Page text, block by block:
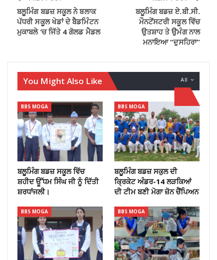
ਬਲੂਮਿੰਗ ਬਡਜ਼ ਸਕੂਲ ਨੇ ਬਲਾਕ
ਪੱਧਰੀ ਸਕੂਲ ਖੇਡਾਂ ਦੇ ਬੈਡਮਿੰਟਨ
ਮੁਕਾਬਲੇ ‘ਚ ਜਿੱਤੇ 4 ਗੋਲਡ ਮੈਡਲ
ਬਲੂਮਿੰਗ ਬਡਜ਼ ਏ.ਬੀ.ਸੀ.
ਮੌਨਟੇਂਸਟਰੀ ਸਕੂਲ ਵਿੱਚ
ਉਤਸ਼ਾਹ ਤੇ ਉੇਮੰਗ ਨਾਲ
ਮਨਾਇਆ “ਦੁਸਹਿਰਾ”
All
You Might Also Like
BBS MOGA
ਬਲੂਮਿੰਗ ਬਡਜ਼ ਸਕੂਲ ਵਿੱਚ
ਸ਼ਹੀਦ ਊੱਧਮ ਸਿੰਘ ਜੀ ਨੂੰ ਦਿੱਤੀ
ਸ਼ਰਧਾਂਜਲੀ।
BBS MOGA
ਬਲੂਮਿੰਗ ਬਡਜ਼ ਸਕੁਲ ਦੀ
ਕ੍ਰਿਕੇਟ ਅੰਡਰ-14 ਲੜਕਿਆਂ
ਦੀ ਟੀਮ ਬਣੀ ਮੋਗਾ ਜ਼ੋਨ ਚੈਂਪਿਅਨ
BBS MOGA BBS MOGA